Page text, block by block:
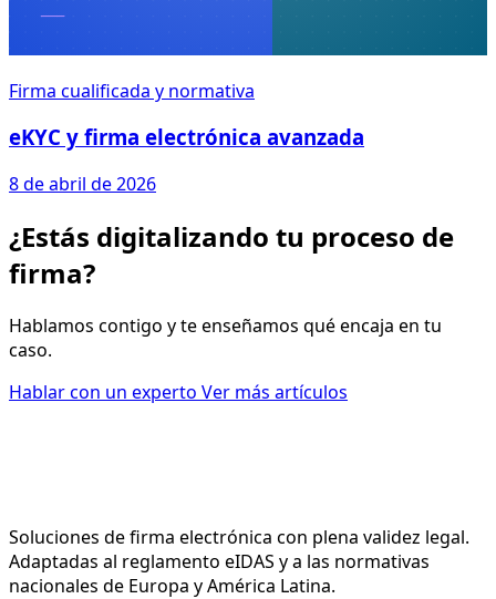
Firma cualificada y normativa
eKYC y firma electrónica avanzada
8 de abril de 2026
¿Estás digitalizando tu proceso de
firma?
Hablamos contigo y te enseñamos qué encaja en tu
caso.
Hablar con un experto Ver más artículos
Soluciones de firma electrónica con plena validez legal.
Adaptadas al reglamento eIDAS y a las normativas
nacionales de Europa y América Latina.